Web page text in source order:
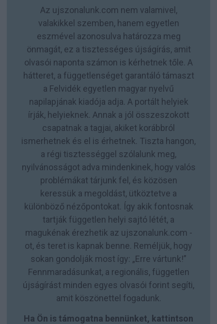
Az ujszonalunk.com nem valamivel,
valakikkel szemben, hanem egyetlen
eszmével azonosulva határozza meg
önmagát, ez a tisztességes újságírás, amit
olvasói naponta számon is kérhetnek tőle. A
hátteret, a függetlenséget garantáló támaszt
a Felvidék egyetlen magyar nyelvű
napilapjának kiadója adja. A portált helyiek
írják, helyieknek. Annak a jól összeszokott
csapatnak a tagjai, akiket korábbról
ismerhetnek és el is érhetnek. Tiszta hangon,
a régi tisztességgel szólalunk meg,
nyilvánosságot adva mindenkinek, hogy valós
problémákat tárjunk fel, és közösen
keressük a megoldást, ütköztetve a
különböző nézőpontokat. Így akik fontosnak
tartják független helyi sajtó létét, a
magukénak érezhetik az ujszonalunk.com -
ot, és teret is kapnak benne. Reméljük, hogy
sokan gondolják most így: „Erre vártunk!”
Fennmaradásunkat, a regionális, független
újságírást minden egyes olvasói forint segíti,
amit köszönettel fogadunk.
Ha Ön is támogatna bennünket, kattintson